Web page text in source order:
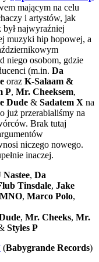
mającym na celu
i artystów, jak
najwyraźniej
muzyki hip hopowej, a
niego osobom, gdzie
(m.in. Da
oraz K-Salaam &
P, Mr. Cheeksem,
Dude & Sadatem X na
już przerabialiśmy na
Brak tutaj
niczego nowego.
inaczej.
Nastee, Da
Tinsdale, Jake
, Marco Polo,
, Mr. Cheeks, Mr.
Styles P
(Babygrande Records)